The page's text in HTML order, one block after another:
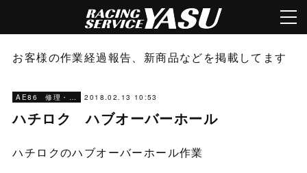
お客様の作業経過報告、新商品などを掲載してます
AE86 修理・メンテナンス 2018.02.13 10:53
ハチロク ハブオーバーホール
ハチロクのハブオーバーホール作業